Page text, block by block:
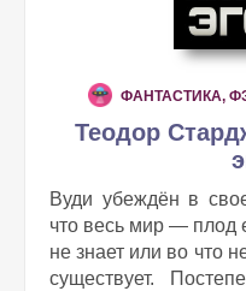
ФАНТАСТИКА,
Теодор
Вуди убеждён в
что весь мир — плод
не знает или во что
существует.